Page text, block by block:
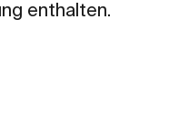
enthalten.